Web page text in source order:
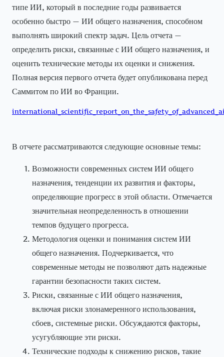
типе ИИ, который в последние годы развивается
особенно быстро — ИИ общего назначения, способном
выполнять широкий спектр задач. Цель отчета —
определить риски, связанные с ИИ общего назначения, и
оценить технические методы их оценки и снижения.
Полная версия первого отчета будет опубликована перед
Саммитом по ИИ во Франции.
В отчете рассматриваются следующие основные темы:
Возможности современных систем ИИ общего
назначения, тенденции их развития и факторы,
определяющие прогресс в этой области. Отмечается
значительная неопределенность в отношении
темпов будущего прогресса.
Методология оценки и понимания систем ИИ
общего назначения. Подчеркивается, что
современные методы не позволяют дать надежные
гарантии безопасности таких систем.
Риски, связанные с ИИ общего назначения,
включая риски злонамеренного использования,
сбоев, системные риски. Обсуждаются факторы,
усугубляющие эти риски.
Технические подходы к снижению рисков, такие